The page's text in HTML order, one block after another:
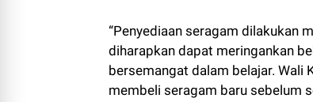
“Penyediaan seragam dilakukan
diharapkan dapat meringankan
bersemangat dalam belajar. Wali
membeli seragam baru sebelum